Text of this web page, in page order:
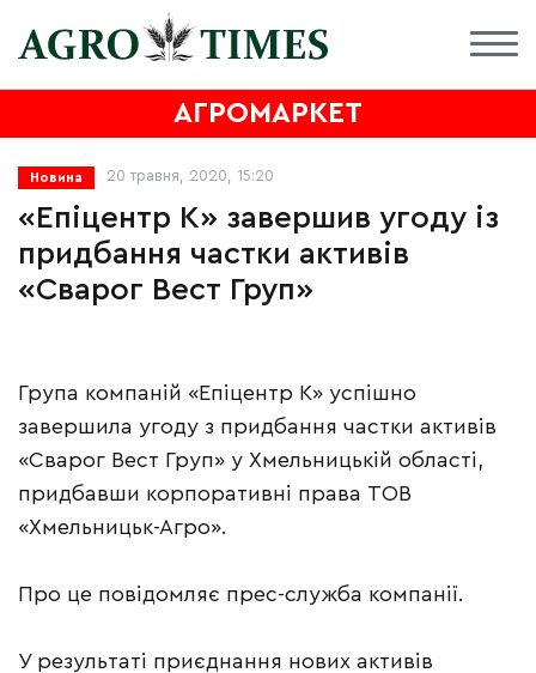
АГРОМАРКЕТ
Новина 20 травня, 2020, 15:20
«Епіцентр К» завершив угоду із
придбання частки активів
«Сварог Вест Груп»
Група компаній «Епіцентр К» успішно
завершила угоду з придбання частки активів
«Сварог Вест Груп» у Хмельницькій області,
придбавши корпоративні права ТОВ
«Хмельницьк-Агро».
Про це повідомляє прес-служба компанії.
У результаті приєднання нових активів